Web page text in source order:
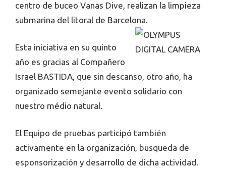
centro de buceo Vanas Dive, realizan la limpieza
submarina del litoral de Barcelona.
Esta iniciativa en su quinto
año es gracias al Compañero
Israel BASTIDA, que sin descanso, otro año, ha
organizado semejante evento solidario con
nuestro médio natural.
El Equipo de pruebas participó también
activamente en la organización, busqueda de
esponsorización y desarrollo de dicha actividad.